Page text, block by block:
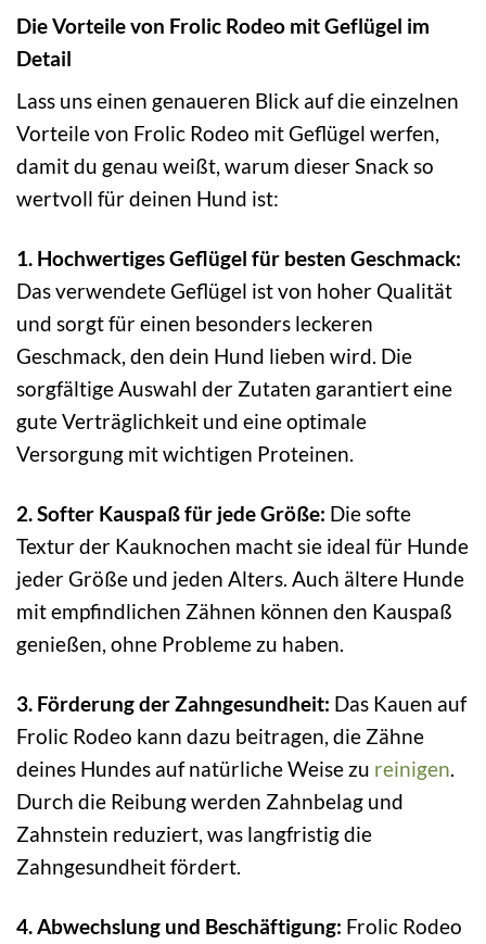
Die Vorteile von Frolic Rodeo mit Geflügel im
Detail
Lass uns einen genaueren Blick auf die einzelnen
Vorteile von Frolic Rodeo mit Geflügel werfen,
damit du genau weißt, warum dieser Snack so
wertvoll für deinen Hund ist:
1. Hochwertiges Geflügel für besten Geschmack:
Das verwendete Geflügel ist von hoher Qualität
und sorgt für einen besonders leckeren
Geschmack, den dein Hund lieben wird. Die
sorgfältige Auswahl der Zutaten garantiert eine
gute Verträglichkeit und eine optimale
Versorgung mit wichtigen Proteinen.
2. Softer Kauspaß für jede Größe: Die softe
Textur der Kauknochen macht sie ideal für Hunde
jeder Größe und jeden Alters. Auch ältere Hunde
mit empfindlichen Zähnen können den Kauspaß
genießen, ohne Probleme zu haben.
3. Förderung der Zahngesundheit: Das Kauen auf
Frolic Rodeo kann dazu beitragen, die Zähne
deines Hundes auf natürliche Weise zu reinigen.
Durch die Reibung werden Zahnbelag und
Zahnstein reduziert, was langfristig die
Zahngesundheit fördert.
4. Abwechslung und Beschäftigung: Frolic Rodeo